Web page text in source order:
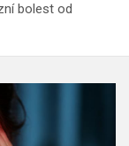
bolest od